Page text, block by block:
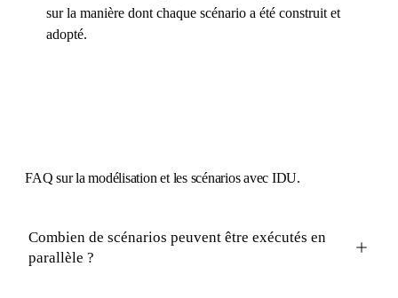
sur la manière dont chaque scénario a été construit et
adopté.
FAQ sur la modélisation et les scénarios avec IDU.
Combien de scénarios peuvent être exécutés en
parallèle ?